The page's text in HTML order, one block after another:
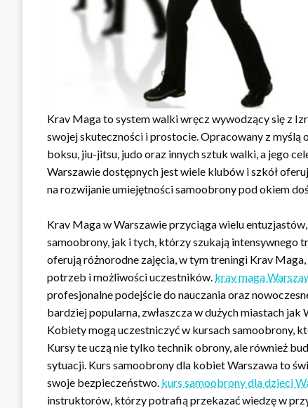
Krav Maga to system walki wręcz wywodzący się z
swojej skuteczności i prostocie. Opracowany z myślą
boksu, jiu-jitsu, judo oraz innych sztuk walki, a jego
Warszawie dostępnych jest wiele klubów i szkół
na rozwijanie umiejętności samoobrony pod okiem
Krav Maga w Warszawie przyciąga wielu
samoobrony, jak i tych, którzy szukają
oferują różnorodne zajęcia, w tym treningi Krav
potrzeb i możliwości uczestników. krav maga
profesjonalne podejście do nauczania oraz
bardziej popularna, zwłaszcza w dużych miastach
Kobiety mogą uczestniczyć w kursach samoobrony,
Kursy te uczą nie tylko technik obrony, ale również
sytuacji. Kurs samoobrony dla kobiet Warszawa to
swoje bezpieczeństwo. kurs samoobrony dla dzieci
instruktorów, którzy potrafią przekazać wiedzę w